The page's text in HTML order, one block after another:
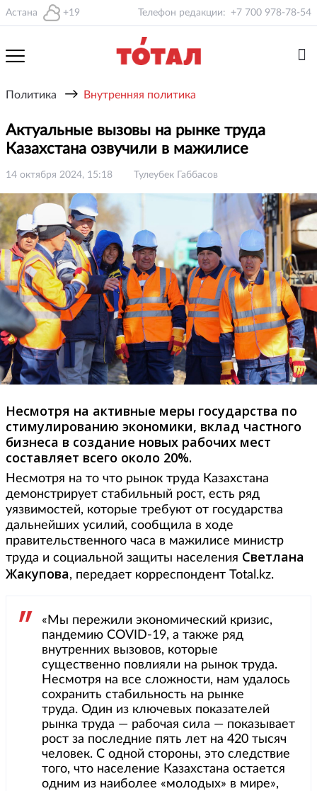
Астана +19 Телефон редакции: +7 700 978-78-54
Политика → Внутренняя политика
Актуальные вызовы на рынке труда
Казахстана озвучили в мажилисе
14 октября 2024, 15:18 Тулеубек Габбасов
Несмотря на активные меры государства по
стимулированию экономики, вклад частного
бизнеса в создание новых рабочих мест
составляет всего около 20%.
Несмотря на то что рынок труда Казахстана
демонстрирует стабильный рост, есть ряд
уязвимостей, которые требуют от государства
дальнейших усилий, сообщила в ходе
правительственного часа в мажилисе министр
труда и социальной защиты населения Светлана
Жакупова, передает корреспондент Total.kz.
«Мы пережили экономический кризис,
пандемию COVID-19, а также ряд
внутренних вызовов, которые
существенно повлияли на рынок труда.
Несмотря на все сложности, нам удалось
сохранить стабильность на рынке
труда. Один из ключевых показателей
рынка труда — рабочая сила — показывает
рост за последние пять лет на 420 тысяч
человек. С одной стороны, это следствие
того, что население Казахстана остается
одним из наиболее «молодых» в мире»,